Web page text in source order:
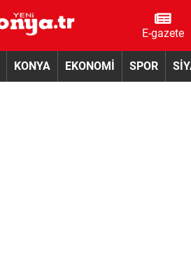
E-gazete
KONYA EKONOMİ SPOR